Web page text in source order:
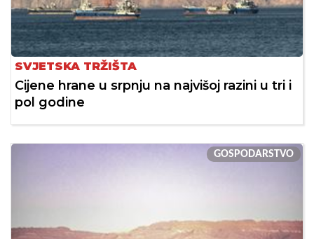
SVJETSKA TRŽIŠTA
Cijene hrane u srpnju na najvišoj razini u tri i
pol godine
GOSPODARSTVO